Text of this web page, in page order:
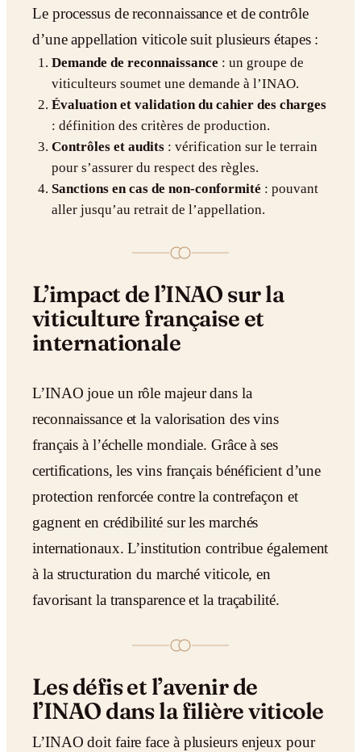
Le processus de reconnaissance et de contrôle
d’une appellation viticole suit plusieurs étapes :
Demande de reconnaissance : un groupe de
viticulteurs soumet une demande à l’INAO.
Évaluation et validation du cahier des charges
: définition des critères de production.
Contrôles et audits : vérification sur le terrain
pour s’assurer du respect des règles.
Sanctions en cas de non-conformité : pouvant
aller jusqu’au retrait de l’appellation.
L’impact de l’INAO sur la
viticulture française et
internationale
L’INAO joue un rôle majeur dans la
reconnaissance et la valorisation des vins
français à l’échelle mondiale. Grâce à ses
certifications, les vins français bénéficient d’une
protection renforcée contre la contrefaçon et
gagnent en crédibilité sur les marchés
internationaux. L’institution contribue également
à la structuration du marché viticole, en
favorisant la transparence et la traçabilité.
Les défis et l’avenir de
l’INAO dans la filière viticole
L’INAO doit faire face à plusieurs enjeux pour